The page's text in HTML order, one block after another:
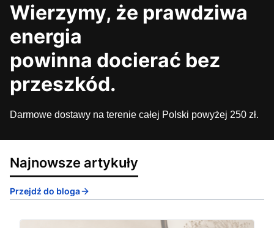
Wierzymy, że prawdziwa
energia
powinna docierać bez
przeszkód.
Darmowe dostawy na terenie całej Polski powyżej 250 zł.
Najnowsze artykuły
Przejdź do bloga